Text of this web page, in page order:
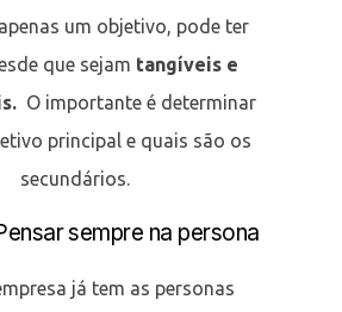
um objetivo, pode ter
que sejam tangíveis e
O importante é determinar
principal e quais são os
secundários.
sempre na persona
já tem as personas